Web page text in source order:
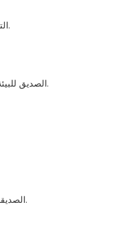
لوح MDF الصديق للبيئة من الصين مصنوع بمواد وطرق إنتاج مستدامة، مما يجعله خيارًا أكثر صداقة للبيئة مقارنة بألواح MDF التقليدية.
يمكن استخدام لوح MDF الصديق للبيئة في مجموعة متنوعة من مشاريع الديكور المنزلي، مثل ألواح الجدران، والأرفف، والخزائن، وصناعة الأثاث.
نعم، السطح الأملس للوحة MDF الصديقة للبيئة يجعل من السهل طلاءها أو صبغها أو تخصيصها بتشطيبات زخرفية تناسب نمط ديكور منزلك.